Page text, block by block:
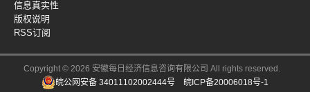
信息真实性
版权说明
RSS订阅
Copyright © 2026 安徽每日经济信息咨询有限公司 All rights reserved.
皖公网安备 34011102002444号
皖ICP备20006018号-1